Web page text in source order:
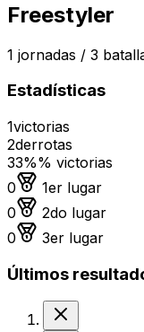
Freestyler
1 jornadas / 3
Estadísticas
1victorias
2derrotas
33%% victorias
0
Medalla de oro
1er lugar
0
Medalla de plata
2do lugar
0
Medalla de
3er lugar
Últimos